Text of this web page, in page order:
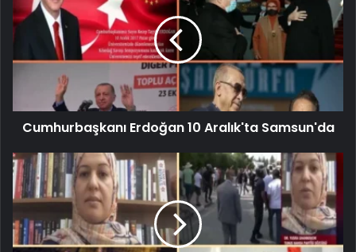
Cumhurbaşkanı Erdoğan 10 Aralık'ta Samsun'da